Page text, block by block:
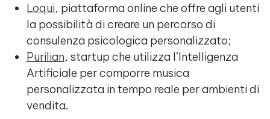
Loqui, piattaforma online che offre agli utenti
la possibilità di creare un percorso di
consulenza psicologica personalizzato;
Purilian, startup che utilizza l’Intelligenza
Artificiale per comporre musica
personalizzata in tempo reale per ambienti di
vendita.